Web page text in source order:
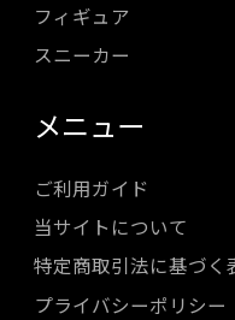
フィギュア
スニーカー
メニュー
ご利用ガイド
当サイトについて
特定商取引法に基づく
プライバシーポリシー